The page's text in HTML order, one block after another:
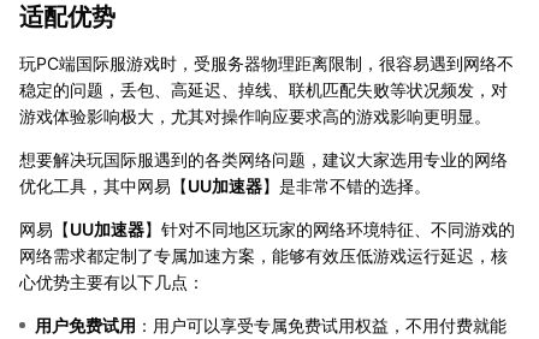
适配优势
玩PC端国际服游戏时，受服务器物理距离限制，很容易遇到网络不
稳定的问题，丢包、高延迟、掉线、联机匹配失败等状况频发，对
游戏体验影响极大，尤其对操作响应要求高的游戏影响更明显。
想要解决玩国际服遇到的各类网络问题，建议大家选用专业的网络
优化工具，其中网易【UU加速器】是非常不错的选择。
网易【UU加速器】针对不同地区玩家的网络环境特征、不同游戏的
网络需求都定制了专属加速方案，能够有效压低游戏运行延迟，核
心优势主要有以下几点：
用户免费试用 ：用户可以享受专属免费试用权益，不用付费就能